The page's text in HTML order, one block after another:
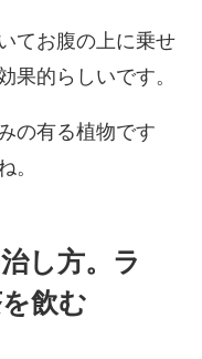
てお腹の上に乗せ
果的らしいです。
の有る植物です
。
し方。ラ
飲む